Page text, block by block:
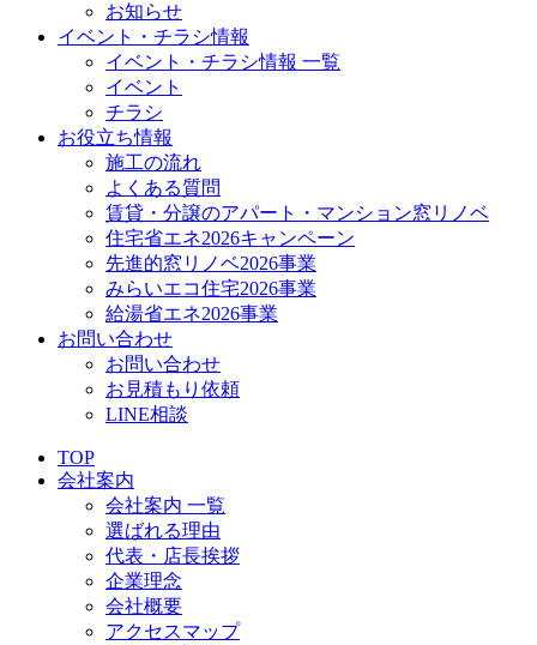
お知らせ
イベント・チラシ情報
イベント・チラシ情報 一覧
イベント
チラシ
お役立ち情報
施工の流れ
よくある質問
賃貸・分譲のアパート・マンション窓リノベ
住宅省エネ2026キャンペーン
先進的窓リノベ2026事業
みらいエコ住宅2026事業
給湯省エネ2026事業
お問い合わせ
お問い合わせ
お見積もり依頼
LINE相談
TOP
会社案内
会社案内 一覧
選ばれる理由
代表・店長挨拶
企業理念
会社概要
アクセスマップ